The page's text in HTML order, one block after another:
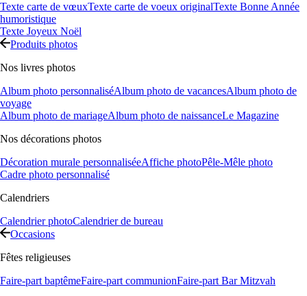
Texte carte de vœuxTexte carte de voeux originalTexte Bonne Année
humoristique
Texte Joyeux Noël
Produits photos
Nos livres photos
Album photo personnaliséAlbum photo de vacancesAlbum photo de
voyage
Album photo de mariageAlbum photo de naissanceLe Magazine
Nos décorations photos
Décoration murale personnaliséeAffiche photoPêle-Mêle photo
Cadre photo personnalisé
Calendriers
Calendrier photoCalendrier de bureau
Occasions
Fêtes religieuses
Faire-part baptêmeFaire-part communionFaire-part Bar Mitzvah